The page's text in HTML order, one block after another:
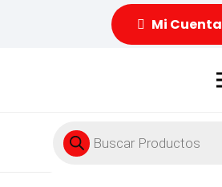
Mi Cuenta
Búsqueda
de
productos